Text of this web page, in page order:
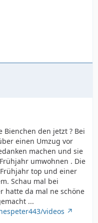
den jetzt ? Bei
einen Umzug vor
machen und sie
umwohnen . Die
top und einer
Schau mal bei
hatte da mal ne schöne
...
videos